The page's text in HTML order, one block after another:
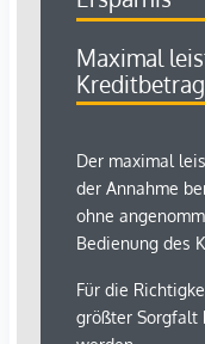
Nahversorgung
Supermarkt <2.500m
Bäckerei <2.500m
Sonstige
Geldautomat <2.500m
Bank <2.500m
Polizei <3.000m